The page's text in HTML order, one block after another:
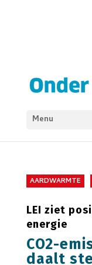
Menu
AARDWARMTE
LEI ziet
energie
CO2-
daalt